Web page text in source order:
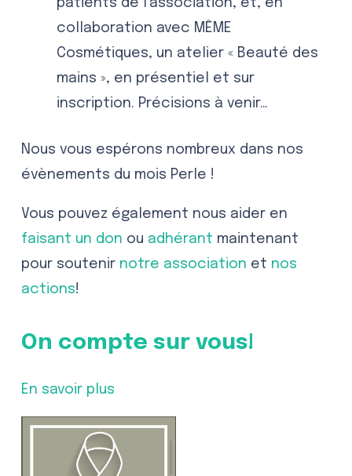
patients de l’association, et, en
collaboration avec MÊME
Cosmétiques, un atelier « Beauté des
mains », en présentiel et sur
inscription. Précisions à venir…
Nous vous espérons nombreux dans nos
évènements du mois Perle !
Vous pouvez également nous aider en
faisant un don ou adhérant maintenant
pour soutenir notre association et nos
actions!
On compte sur vous!
En savoir plus